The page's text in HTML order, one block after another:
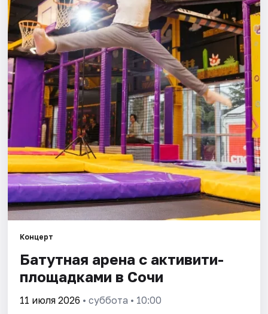
Города
Площадки
Артисты
Рейтинги
Концерт
Батутная арена с активити-
площадками в Сочи
11 июля 2026 • суббота • 10:00